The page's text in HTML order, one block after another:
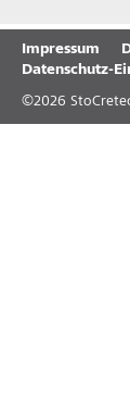
Impressum
Datenschutz-
©2026